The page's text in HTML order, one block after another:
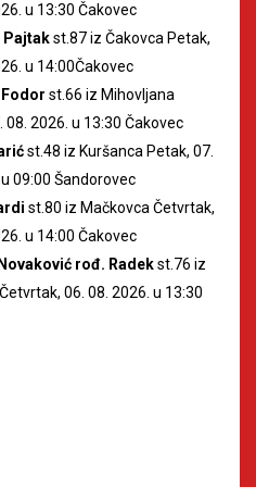
u 13:30 Čakovec
Pajtakst.87 iz Čakovca Petak,
u 14:00Čakovec
st.66 iz Mihovljana
08. 2026. u 13:30 Čakovec
st.48 iz Kuršanca Petak, 07.
09:00 Šandorovec
st.80 iz Mačkovca Četvrtak,
u 14:00 Čakovec
rođ. Radekst.76 iz
06. 08. 2026. u 13:30